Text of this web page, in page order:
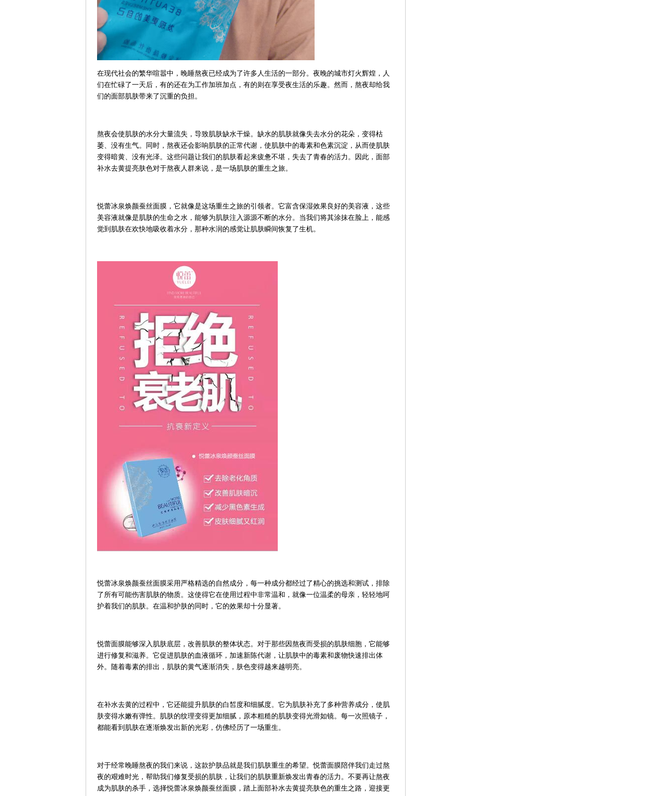
在现代社会的繁华喧嚣中，晚睡熬夜已经成为了许多人生活的一部分。夜晚的城市灯火辉煌，人
们在忙碌了一天后，有的还在为工作加班加点，有的则在享受夜生活的乐趣。然而，熬夜却给我
们的面部肌肤带来了沉重的负担。
熬夜会使肌肤的水分大量流失，导致肌肤缺水干燥。缺水的肌肤就像失去水分的花朵，变得枯
萎、没有生气。同时，熬夜还会影响肌肤的正常代谢，使肌肤中的毒素和色素沉淀，从而使肌肤
变得暗黄、没有光泽。这些问题让我们的肌肤看起来疲惫不堪，失去了青春的活力。因此，面部
补水去黄提亮肤色对于熬夜人群来说，是一场肌肤的重生之旅。
悦蕾冰泉焕颜蚕丝面膜，它就像是这场重生之旅的引领者。它富含保湿效果良好的美容液，这些
美容液就像是肌肤的生命之水，能够为肌肤注入源源不断的水分。当我们将其涂抹在脸上，能感
觉到肌肤在欢快地吸收着水分，那种水润的感觉让肌肤瞬间恢复了生机。
悦蕾冰泉焕颜蚕丝面膜采用严格精选的自然成分，每一种成分都经过了精心的挑选和测试，排除
了所有可能伤害肌肤的物质。这使得它在使用过程中非常温和，就像一位温柔的母亲，轻轻地呵
护着我们的肌肤。在温和护肤的同时，它的效果却十分显著。
悦蕾面膜能够深入肌肤底层，改善肌肤的整体状态。对于那些因熬夜而受损的肌肤细胞，它能够
进行修复和滋养。它促进肌肤的血液循环，加速新陈代谢，让肌肤中的毒素和废物快速排出体
外。随着毒素的排出，肌肤的黄气逐渐消失，肤色变得越来越明亮。
在补水去黄的过程中，它还能提升肌肤的白皙度和细腻度。它为肌肤补充了多种营养成分，使肌
肤变得水嫩有弹性。肌肤的纹理变得更加细腻，原本粗糙的肌肤变得光滑如镜。每一次照镜子，
都能看到肌肤在逐渐焕发出新的光彩，仿佛经历了一场重生。
对于经常晚睡熬夜的我们来说，这款护肤品就是我们肌肤重生的希望。悦蕾面膜陪伴我们走过熬
夜的艰难时光，帮助我们修复受损的肌肤，让我们的肌肤重新焕发出青春的活力。不要再让熬夜
成为肌肤的杀手，选择悦蕾冰泉焕颜蚕丝面膜，踏上面部补水去黄提亮肤色的重生之路，迎接更